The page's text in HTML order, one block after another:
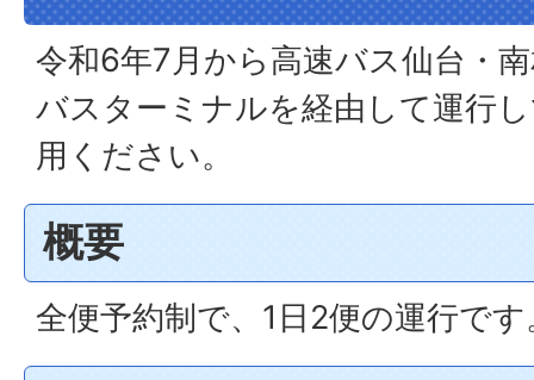
令和6年7月から高速バス仙台・
バスターミナルを経由して運行
用ください。
概要
全便予約制で、1日2便の運行です